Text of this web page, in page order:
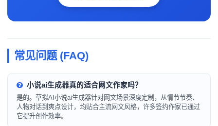
常见问题 (FAQ)
小说ai生成器真的适合网文作家吗？
是的。草拟AI小说ai生成器针对网文场景深度定制，从情节节奏、
人物对话到爽点设计，均贴合主流网文风格，许多签约作家已通过
它提升创作效率。